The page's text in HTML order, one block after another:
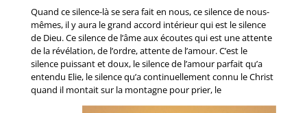
Quand ce silence-là se sera fait en nous, ce silence de nous-
mêmes, il y aura le grand accord intérieur qui est le silence
de Dieu. Ce silence de l’âme aux écoutes qui est une attente
de la révélation, de l’ordre, attente de l’amour. C’est le
silence puissant et doux, le silence de l’amour parfait qu’a
entendu Elie, le silence qu’a continuellement connu le Christ
quand il montait sur la montagne pour prier, le